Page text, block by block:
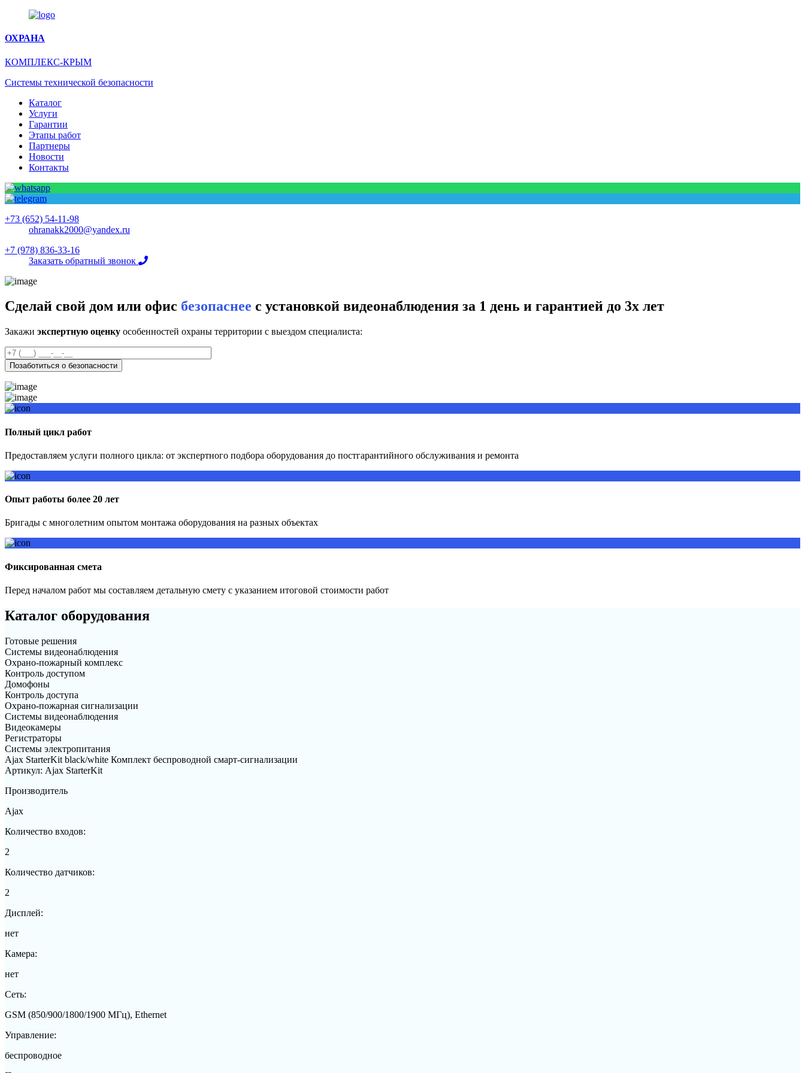
ОХРАНА
КОМПЛЕКС-КРЫМ
Системы технической безопасности
Каталог
Услуги
Гарантии
Этапы работ
Партнеры
Новости
Контакты
+73 (652) 54-11-98
ohranakk2000@yandex.ru
+7 (978) 836-33-16
Заказать обратный звонок
Сделай свой дом или офис безопаснее с установкой видеонаблюдения за 1 день и гарантией до 3х лет
Закажи экспертную оценку особенностей охраны территории с выездом специалиста:
Полный цикл работ
Предоставляем услуги полного цикла: от экспертного подбора оборудования до постгарантийного обслуживания и ремонта
Опыт работы более 20 лет
Бригады с многолетним опытом монтажа оборудования на разных объектах
Фиксированная смета
Перед началом работ мы составляем детальную смету с указанием итоговой стоимости работ
Каталог оборудования
Готовые решения
Системы видеонаблюдения
Охрано-пожарный комплекс
Контроль доступом
Домофоны
Контроль доступа
Охрано-пожарная сигнализации
Системы видеонаблюдения
Видеокамеры
Регистраторы
Системы электропитания
Ajax StarterKit black/white Комплект беспроводной смарт-сигнализации
Артикул: Ajax StarterKit
Производитель
Ajax
Количество входов:
2
Количество датчиков:
2
Дисплей:
нет
Камера:
нет
Сеть:
GSM (850/900/1800/1900 МГц), Ethernet
Управление:
беспроводное